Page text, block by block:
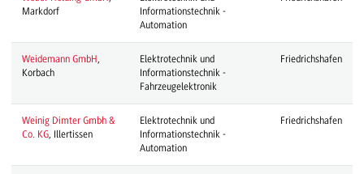
Markdorf
Informationstechnik -
Automation
Weidemann GmbH
Korbach
Elektrotechnik und
Informationstechnik -
Fahrzeugelektronik
Friedrichshafen
Weinig Dimter Gmbh &
Co. KG, Illertissen
Elektrotechnik und
Informationstechnik -
Automation
Friedrichshafen